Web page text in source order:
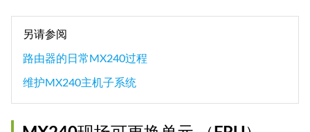
另请参阅
路由器的日常MX240过程
维护MX240主机子系统